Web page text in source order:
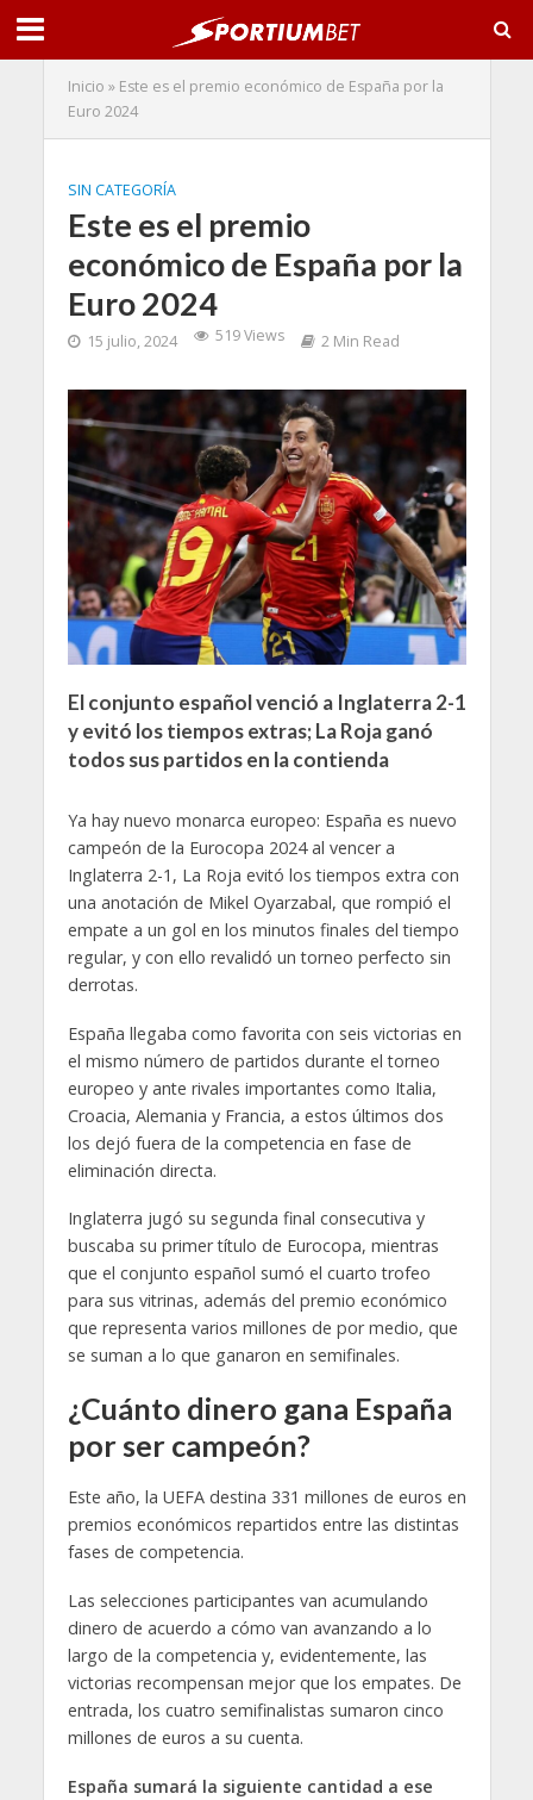
Inicio » Este es el premio económico de España por la
Euro 2024
SIN CATEGORÍA
Este es el premio
económico de España por la
Euro 2024
15 julio, 2024 519 Views 2 Min Read
El conjunto español venció a Inglaterra 2-1
y evitó los tiempos extras; La Roja ganó
todos sus partidos en la contienda
Ya hay nuevo monarca europeo: España es nuevo
campeón de la Eurocopa 2024 al vencer a
Inglaterra 2-1, La Roja evitó los tiempos extra con
una anotación de Mikel Oyarzabal, que rompió el
empate a un gol en los minutos finales del tiempo
regular, y con ello revalidó un torneo perfecto sin
derrotas.
España llegaba como favorita con seis victorias en
el mismo número de partidos durante el torneo
europeo y ante rivales importantes como Italia,
Croacia, Alemania y Francia, a estos últimos dos
los dejó fuera de la competencia en fase de
eliminación directa.
Inglaterra jugó su segunda final consecutiva y
buscaba su primer título de Eurocopa, mientras
que el conjunto español sumó el cuarto trofeo
para sus vitrinas, además del premio económico
que representa varios millones de por medio, que
se suman a lo que ganaron en semifinales.
¿Cuánto dinero gana España
por ser campeón?
Este año, la UEFA destina 331 millones de euros en
premios económicos repartidos entre las distintas
fases de competencia.
Las selecciones participantes van acumulando
dinero de acuerdo a cómo van avanzando a lo
largo de la competencia y, evidentemente, las
victorias recompensan mejor que los empates. De
entrada, los cuatro semifinalistas sumaron cinco
millones de euros a su cuenta.
España sumará la siguiente cantidad a ese